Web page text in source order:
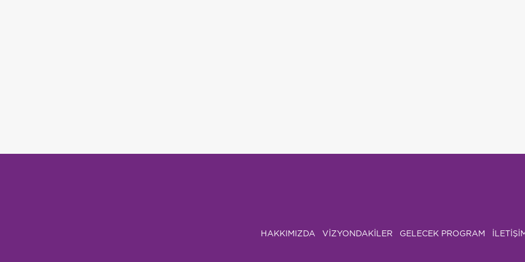
HAKKIMIZDA VIZYONDAKILER GELECEK PROGRAM